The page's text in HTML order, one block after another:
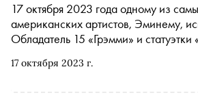
17 октября 2023 г.
17 октября 2023 года одному из
американских артистов, Эминему,
Обладатель 15 «Грэмми» и
планете, известный своим